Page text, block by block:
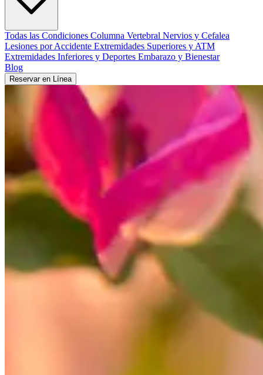
Todas las Condiciones Columna Vertebral Nervios y Cefalea
Lesiones por Accidente Extremidades Superiores y ATM
Extremidades Inferiores y Deportes Embarazo y Bienestar
Blog
Reservar en Línea